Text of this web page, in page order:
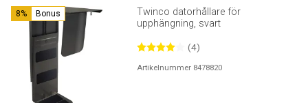
8% Bonus
Twinco datorhållare för
upphängning, svart
(4)
Artikelnummer 8478820